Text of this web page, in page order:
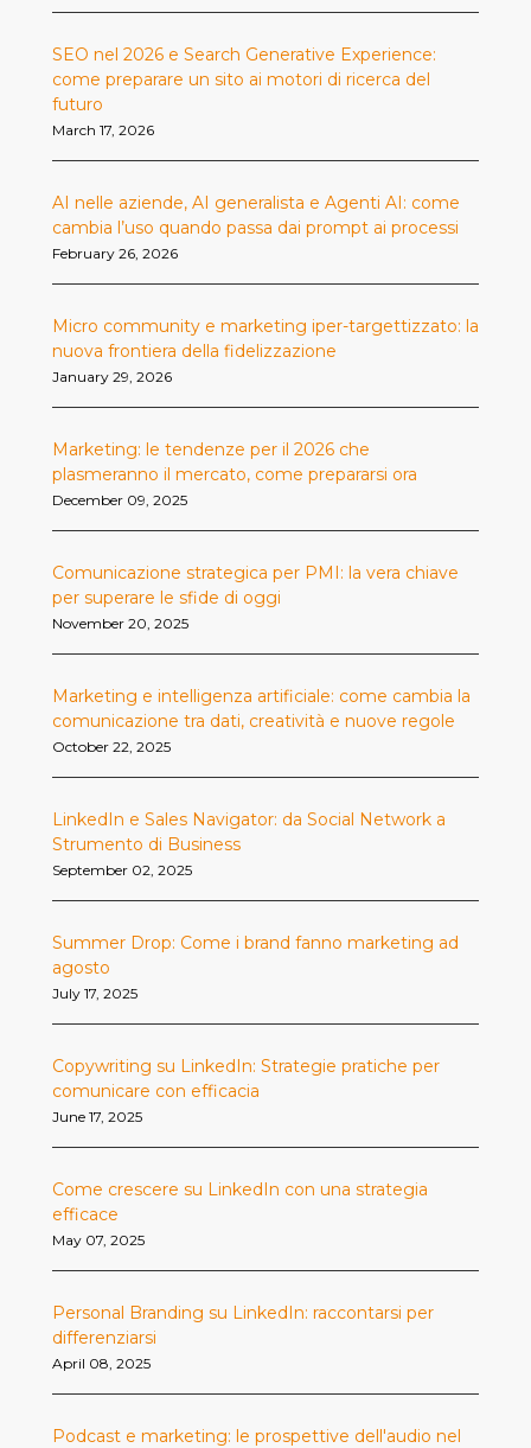
SEO nel 2026 e Search Generative Experience:
come preparare un sito ai motori di ricerca del
futuro
March 17, 2026
AI nelle aziende, AI generalista e Agenti AI: come
cambia l’uso quando passa dai prompt ai processi
February 26, 2026
Micro community e marketing iper-targettizzato: la
nuova frontiera della fidelizzazione
January 29, 2026
Marketing: le tendenze per il 2026 che
plasmeranno il mercato, come prepararsi ora
December 09, 2025
Comunicazione strategica per PMI: la vera chiave
per superare le sfide di oggi
November 20, 2025
Marketing e intelligenza artificiale: come cambia la
comunicazione tra dati, creatività e nuove regole
October 22, 2025
LinkedIn e Sales Navigator: da Social Network a
Strumento di Business
September 02, 2025
Summer Drop: Come i brand fanno marketing ad
agosto
July 17, 2025
Copywriting su LinkedIn: Strategie pratiche per
comunicare con efficacia
June 17, 2025
Come crescere su LinkedIn con una strategia
efficace
May 07, 2025
Personal Branding su LinkedIn: raccontarsi per
differenziarsi
April 08, 2025
Podcast e marketing: le prospettive dell'audio nel